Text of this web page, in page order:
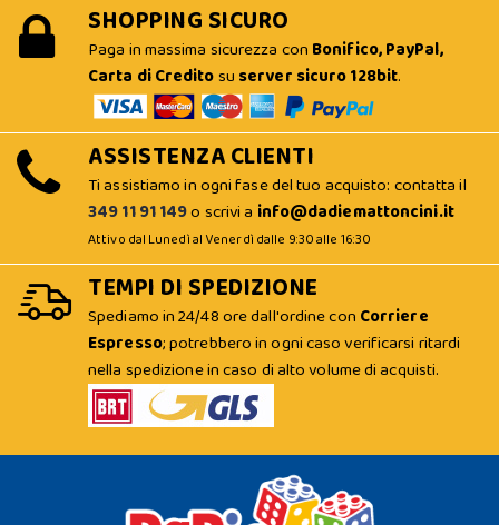
SHOPPING SICURO
Paga in massima sicurezza con Bonifico, PayPal,
Carta di Creditosu server sicuro 128bit.
ASSISTENZA CLIENTI
Ti assistiamo in ogni fase del tuo acquisto: contatta il
349 11 91 149o scrivi a info@dadiemattoncini.it
Attivo dal Lunedì al Venerdì dalle 9:30 alle 16:30
TEMPI DI SPEDIZIONE
Spediamo in 24/48 ore dall'ordine con Corriere
Espresso; potrebbero in ogni caso verificarsi ritardi
nella spedizione in caso di alto volume di acquisti.